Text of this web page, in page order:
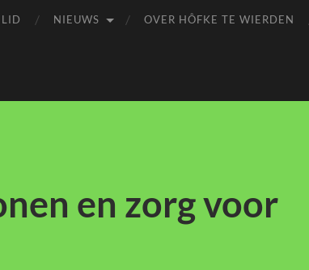
NIEUWS OVER HÔFKE TE WIERDEN
en zorg voor